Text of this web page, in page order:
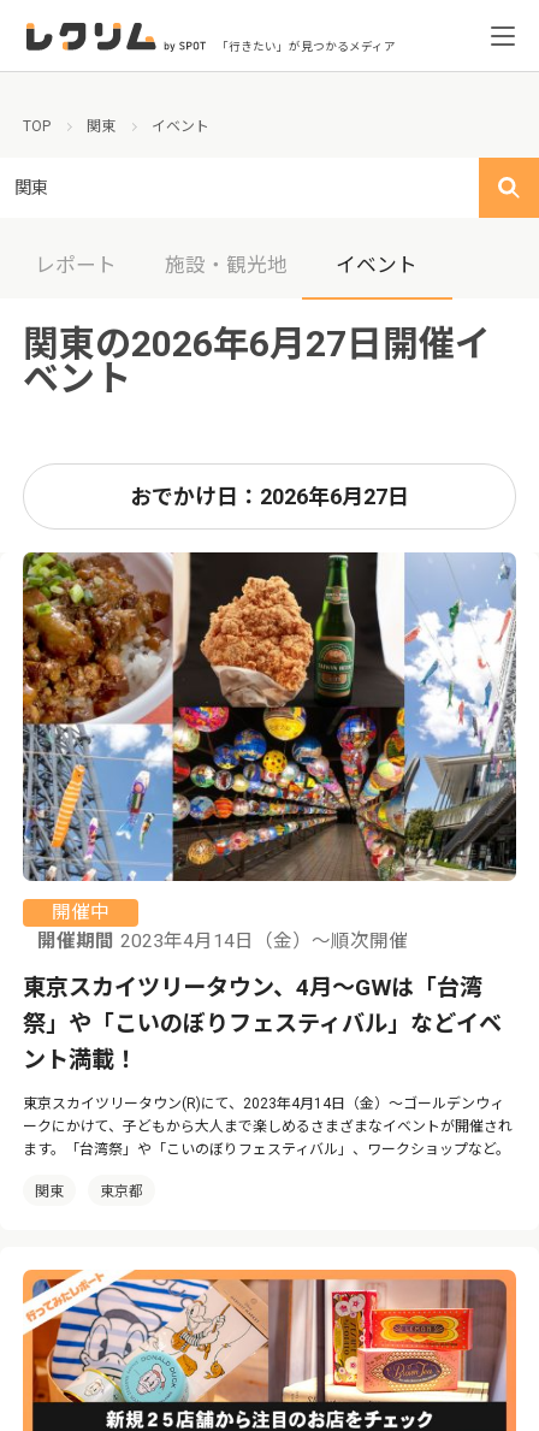
「行きたい」が見つかるメディア
TOP 関東 イベント
関東
レポート 施設・観光地 イベント
関東の2026年6月27日開催イ
ベント
おでかけ日：2026年6月27日
開催中
開催期間 2023年4月14日（金）〜順次開催
東京スカイツリータウン、4月〜GWは「台湾
祭」や「こいのぼりフェスティバル」などイベ
ント満載！
東京スカイツリータウン(R)にて、2023年4月14日（金）〜ゴールデンウィ
ークにかけて、子どもから大人まで楽しめるさまざまなイベントが開催され
ます。「台湾祭」や「こいのぼりフェスティバル」、ワークショップなど。
関東 東京都